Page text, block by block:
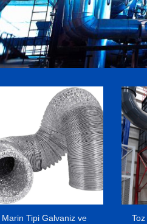
Toz Toplama & Sulu Filtre